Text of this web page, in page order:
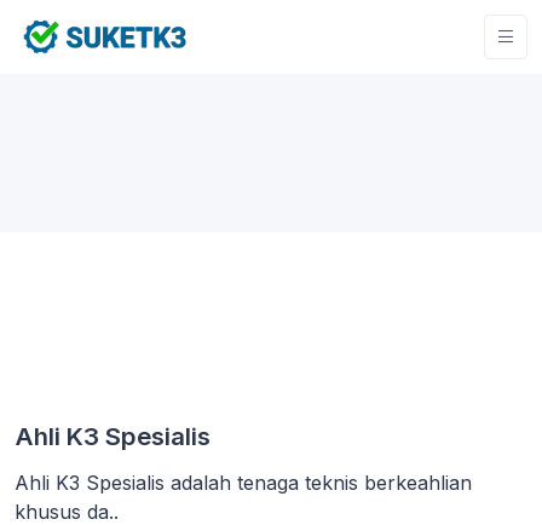
Ahli K3 Spesialis
Ahli K3 Spesialis adalah tenaga teknis berkeahlian
khusus da..